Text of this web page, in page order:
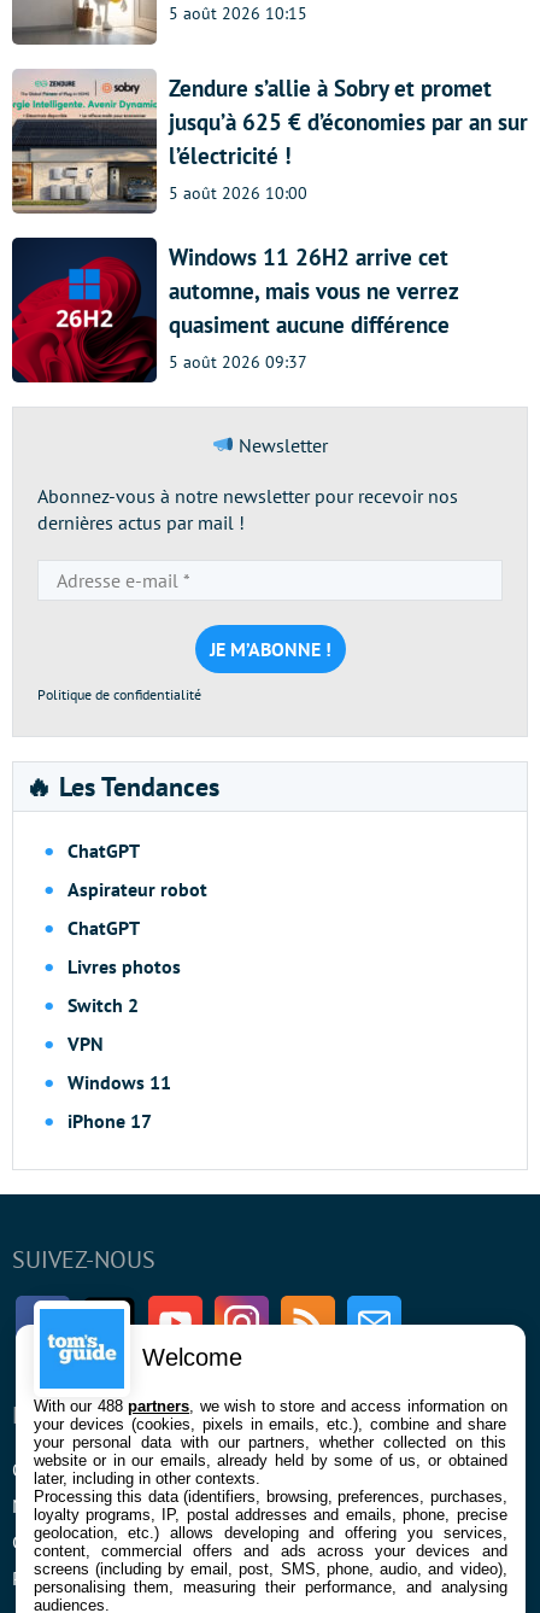
5 août 2026 10:15
Zendure s’allie à Sobry et promet
jusqu’à 625 € d’économies par an sur
l’électricité !
5 août 2026 10:00
Windows 11 26H2 arrive cet
automne, mais vous ne verrez
quasiment aucune différence
5 août 2026 09:37
Newsletter
Abonnez-vous à notre newsletter pour recevoir nos
dernières actus par mail !
e-
mail
*
Politique de confidentialité
🔥 Les Tendances
ChatGPT
Aspirateur robot
ChatGPT
Livres photos
Switch 2
VPN
Windows 11
iPhone 17
SUIVEZ-NOUS
FacebookTwitter Youtube InstagramRSS Newsletter
ENTREPRISE
Qui sommes nous
Mentions légales et CGU
Confidentialité et Cookies
Préférences cookies
À PROPOS
La rédaction
Contact
Welcome
With our 488partners , we wish to store and access information on
your devices (cookies, pixels in emails, etc.), combine and share
your personal data with our partners, whether collected on this
website or in our emails, already held by some of us, or obtained
later, including in other contexts.
Processing this data (identifiers, browsing, preferences, purchases,
loyalty programs, IP, postal addresses and emails, phone, precise
geolocation, etc.) allows developing and offering you services,
content, commercial offers and ads across your devices and
screens (including by email, post, SMS, phone, audio, and video),
personalising them, measuring their performance, and analysing
audiences.